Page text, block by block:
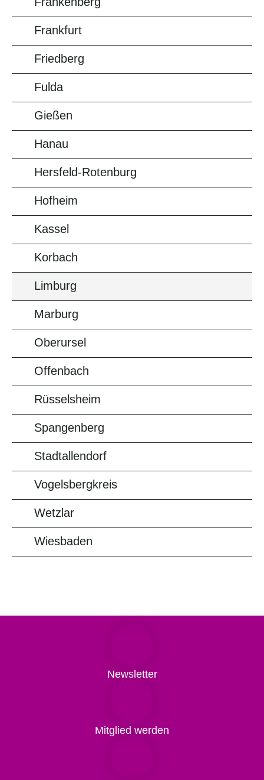
Frankfurt
Friedberg
Fulda
Gießen
Hanau
Hersfeld-Rotenburg
Hofheim
Kassel
Korbach
Limburg
Marburg
Oberursel
Offenbach
Rüsselsheim
Spangenberg
Stadtallendorf
Vogelsbergkreis
Wetzlar
Wiesbaden
Newsletter
Mitglied werden